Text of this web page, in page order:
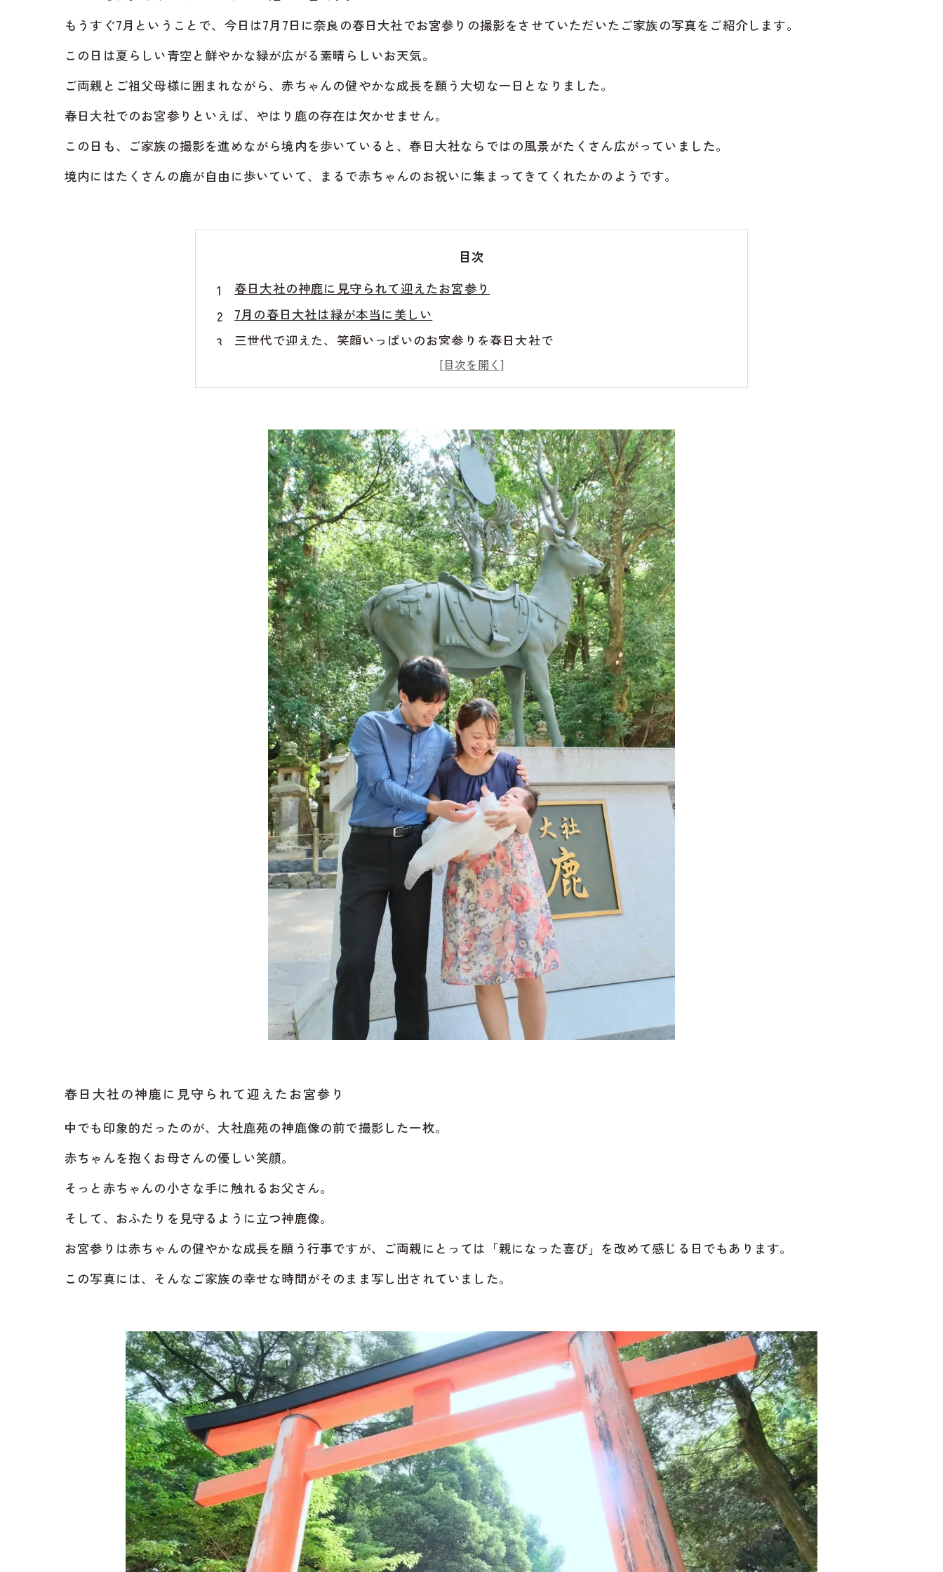
もうすぐ7月ということで、今日は7月7日に奈良の春日大社でお宮参りの撮影をさせていただいたご家族の写真をご紹介します。
この日は夏らしい青空と鮮やかな緑が広がる素晴らしいお天気。
ご両親とご祖父母様に囲まれながら、赤ちゃんの健やかな成長を願う大切な一日となりました。
春日大社でのお宮参りといえば、やはり鹿の存在は欠かせません。
この日も、ご家族の撮影を進めながら境内を歩いていると、春日大社ならではの風景がたくさん広がっていました。
境内にはたくさんの鹿が自由に歩いていて、まるで赤ちゃんのお祝いに集まってきてくれたかのようです。
目次
春日大社の神鹿に見守られて迎えたお宮参り
7月の春日大社は緑が本当に美しい
三世代で迎えた、笑顔いっぱいのお宮参りを春日大社で
赤ちゃんが家族の中心になる瞬間
お宮参り撮影の成功で笑顔あふれる未来へ！春日大社での7月撮影を最高に残すために
見ているだけで幸せな気持ちになる写真キキフォトワークス
キキフォトワークス
監修者：池田一喜
春日大社の神鹿に見守られて迎えたお宮参り
中でも印象的だったのが、大社鹿苑の神鹿像の前で撮影した一枚。
赤ちゃんを抱くお母さんの優しい笑顔。
そっと赤ちゃんの小さな手に触れるお父さん。
そして、おふたりを見守るように立つ神鹿像。
お宮参りは赤ちゃんの健やかな成長を願う行事ですが、ご両親にとっては「親になった喜び」を改めて感じる日でもあります。
この写真には、そんなご家族の幸せな時間がそのまま写し出されていました。